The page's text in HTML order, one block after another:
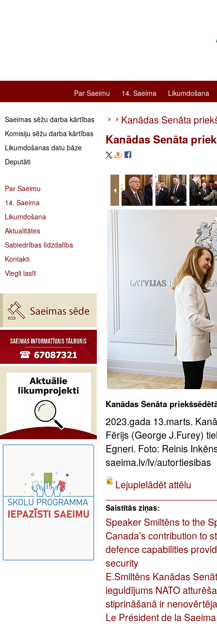
Par Saeimu 14. Saeima Likumdošana
Saeimas sēžu darba kārtības
Komisiju sēžu darba kārtības
Likumdošanas datu bāze
Deputāti
Par Saeimu
14. Saeima
Likumdošana
Aktualitātes
Sabiedrības līdzdalība
Kontakti
Viegli lasīt
Kanādas Senāta
Kanādas Senāta
Kanādas Senāta
2023.gada 13.marts.
Fērijs (George J.Furey)
Egneri. Foto: Reinis
saeima.lv/lv/autortiesibas
Lejupielādēt attēlu
Saistītās ziņas:
Speaker Smiltēns to the
Canada’s contribution to
defence capabilities
security
E.Smiltēns Kanādas
ieguldījums NATO
stiprināšanā ir
Le Président de la